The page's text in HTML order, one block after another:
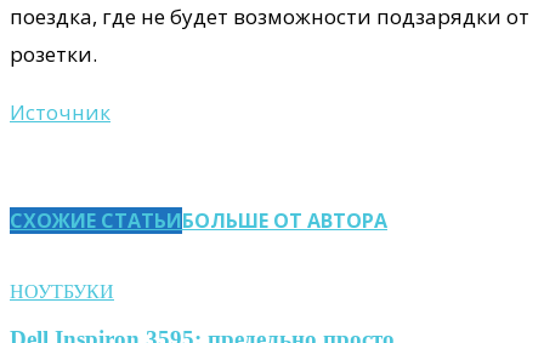
поездка, где не будет возможности подзарядки от
розетки.
Источник
СХОЖИЕ СТАТЬИБОЛЬШЕ ОТ АВТОРА
НОУТБУКИ